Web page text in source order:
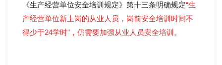
《生产经营单位安全培训规定》第十三条明确规定“生
产经营单位新上岗的从业人员，岗前安全培训时间不
得少于24学时”，仍需要加强从业人员安全培训 。